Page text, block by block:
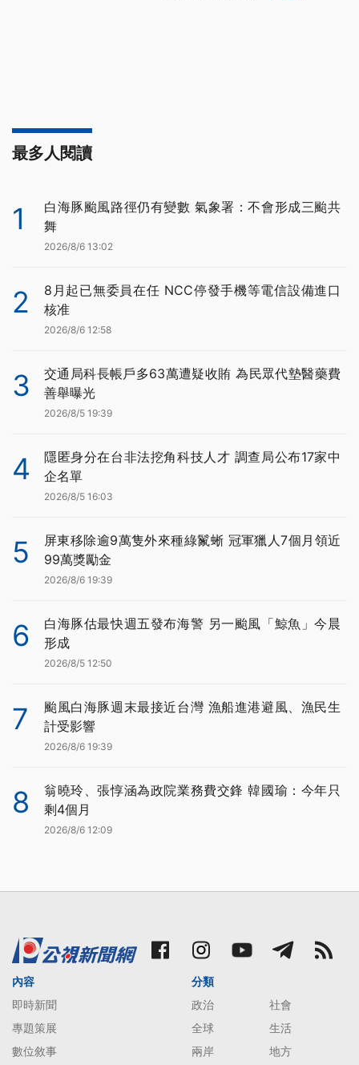
最多人閱讀
1
白海豚颱風路徑仍有變數 氣象署：不會形成三颱共
舞
2026/8/6 13:02
2
8月起已無委員在任 NCC停發手機等電信設備進口
核准
2026/8/6 12:58
3
交通局科長帳戶多63萬遭疑收賄 為民眾代墊醫藥費
善舉曝光
2026/8/5 19:39
4
隱匿身分在台非法挖角科技人才 調查局公布17家中
企名單
2026/8/5 16:03
5
屏東移除逾9萬隻外來種綠鬣蜥 冠軍獵人7個月領近
99萬獎勵金
2026/8/6 19:39
6
白海豚估最快週五發布海警 另一颱風「鯨魚」今晨
形成
2026/8/5 12:50
7
颱風白海豚週末最接近台灣 漁船進港避風、漁民生
計受影響
2026/8/6 19:39
8
翁曉玲、張惇涵為政院業務費交鋒 韓國瑜：今年只
剩4個月
2026/8/6 12:09
內容
即時新聞
專題策展
數位敘事
分類
政治
社會
全球
生活
兩岸
地方